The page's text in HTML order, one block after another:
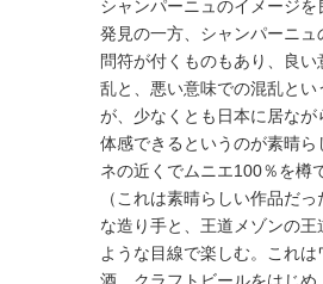
シャンパーニュのイメージを
発見の一方、シャンパーニュ
問符が付くものもあり、良い
乱と、悪い意味での混乱とい
が、少なくとも日本に居なが
体感できるというのが素晴ら
ネの近くでムニエ100％を樽
（これは素晴らしい作品だ
な造り手と、王道メゾンの王
ような目線で楽しむ。これは
酒、クラフトビールをはじめ